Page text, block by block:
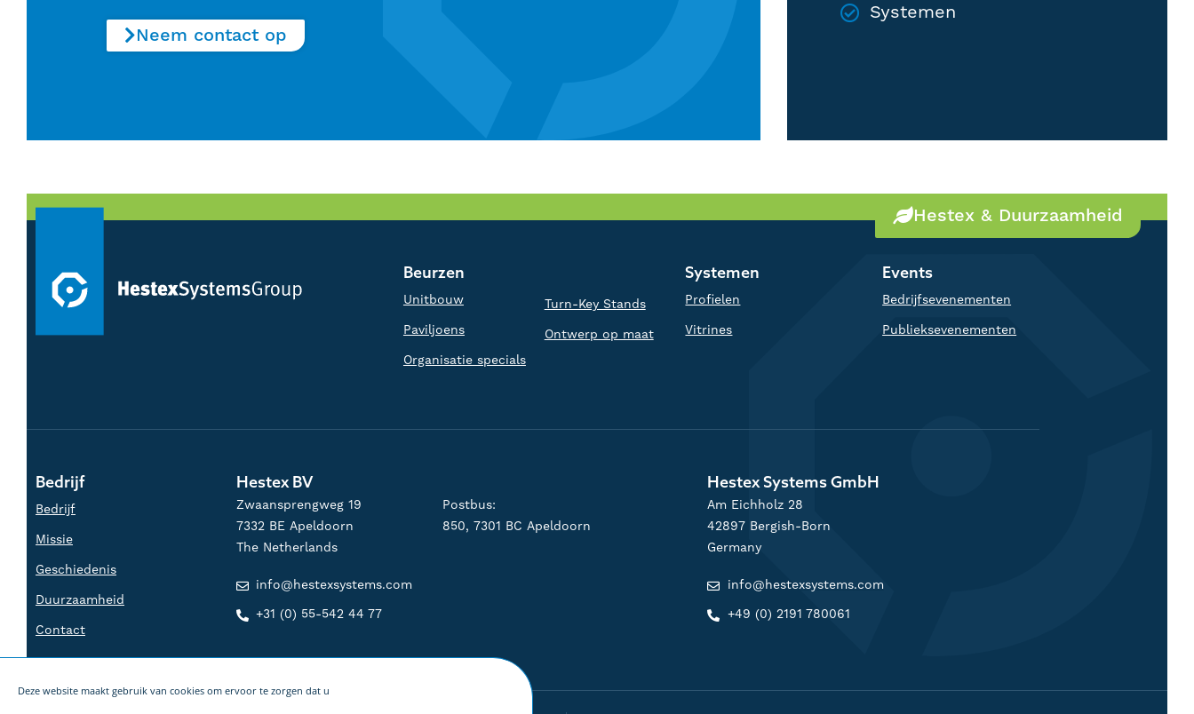
Neem contact op
Systemen
Hestex & Duurzaamheid
Beurzen
Unitbouw
Paviljoens
Organisatie specials
Turn-Key Stands
Ontwerp op maat
Systemen
Profielen
Vitrines
Events
Bedrijfsevenementen
Publieksevenementen
Bedrijf
Bedrijf
Missie
Geschiedenis
Duurzaamheid
Contact
Hestex BV
Zwaansprengweg 19
7332 BE Apeldoorn
The Netherlands
Postbus:
850, 7301 BC Apeldoorn
info@hestexsystems.com
+31 (0) 55-542 44 77
Hestex Systems GmbH
Am Eichholz 28
42897 Bergish-Born
Germany
info@hestexsystems.com
+49 (0) 2191 780061
Deze website maakt gebruik van cookies om ervoor te zorgen dat u